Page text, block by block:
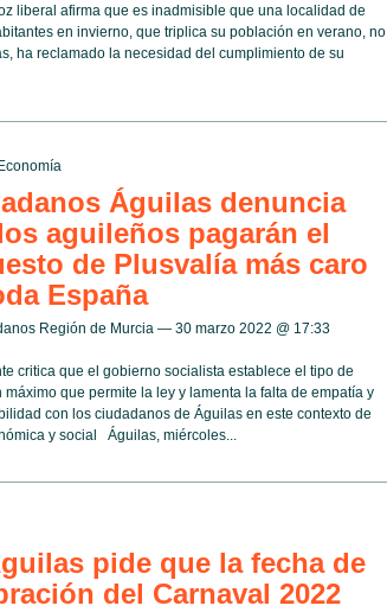
liberal afirma que es inadmisible que una localidad de
en invierno, que triplica su población en verano, no
ha reclamado la necesidad del cumplimiento de su
Economía
Águilas denuncia
aguileños pagarán el
de Plusvalía más caro
España
Región de Murcia — 30 marzo 2022 @ 17:33
critica que el gobierno socialista establece el tipo de
máximo que permite la ley y lamenta la falta de empatía y
con los ciudadanos de Águilas en este contexto de
y social Águilas, miércoles...
pide que la fecha de
del Carnaval 2022